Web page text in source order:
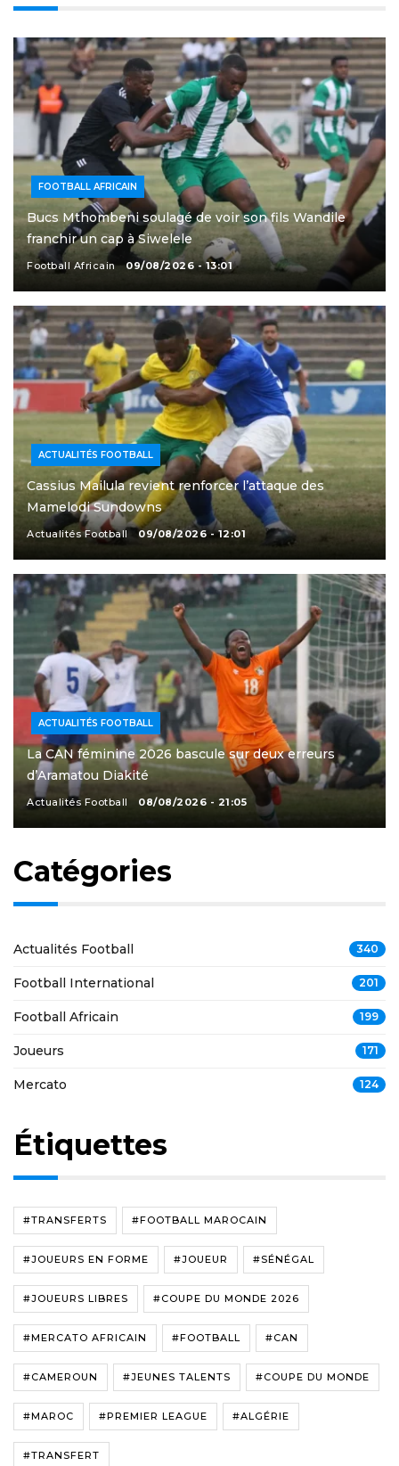
FOOTBALL AFRICAIN
Bucs Mthombeni soulagé de voir son fils Wandile
franchir un cap à Siwelele
Football Africain 09/08/2026 - 13:01
ACTUALITÉS FOOTBALL
Cassius Mailula revient renforcer l’attaque des
Mamelodi Sundowns
Actualités Football 09/08/2026 - 12:01
ACTUALITÉS FOOTBALL
La CAN féminine 2026 bascule sur deux erreurs
d’Aramatou Diakité
Actualités Football 08/08/2026 - 21:05
Catégories
Actualités Football 340
Football International 201
Football Africain 199
Joueurs 171
Mercato 124
Étiquettes
#TRANSFERTS #FOOTBALL MAROCAIN
#JOUEURS EN FORME #JOUEUR #SÉNÉGAL
#JOUEURS LIBRES #COUPE DU MONDE 2026
#MERCATO AFRICAIN #FOOTBALL #CAN
#CAMEROUN #JEUNES TALENTS #COUPE DU MONDE
#MAROC #PREMIER LEAGUE #ALGÉRIE
#TRANSFERT